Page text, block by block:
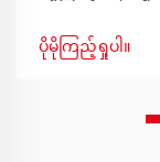
စဉ်းစားရန် လိုအ
ထုံးစွဲမှု (Bunk
ပိုမိုကြည့်ရှုပါ။